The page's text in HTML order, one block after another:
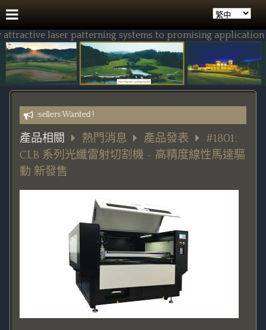
laser patterning systems to promising application
Resellers Wanted !
產品相關 熱門消息 產品發表
#1801:
CLB 系列光纖雷射切割機 - 高精度線性馬達驅
動 新發售